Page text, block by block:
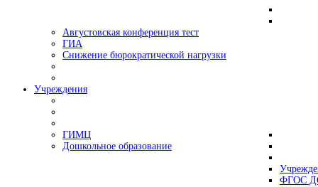
Августовская конференция тест
ГИА
Снижение бюрократической нагрузки
Учреждения
ГИМЦ
Дошкольное образование
ФГОС